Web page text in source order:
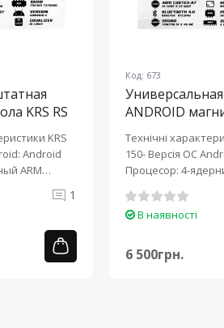
KRS RS
KRS
Android
ARM
1
Код: 673
ANDROID
Технічні
150- Версія ОС
Процесор: 4-
В наявності
6 500грн.